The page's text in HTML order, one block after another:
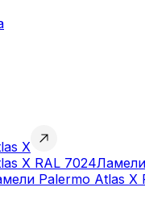
X
X RAL 7024
Palermo Atlas X